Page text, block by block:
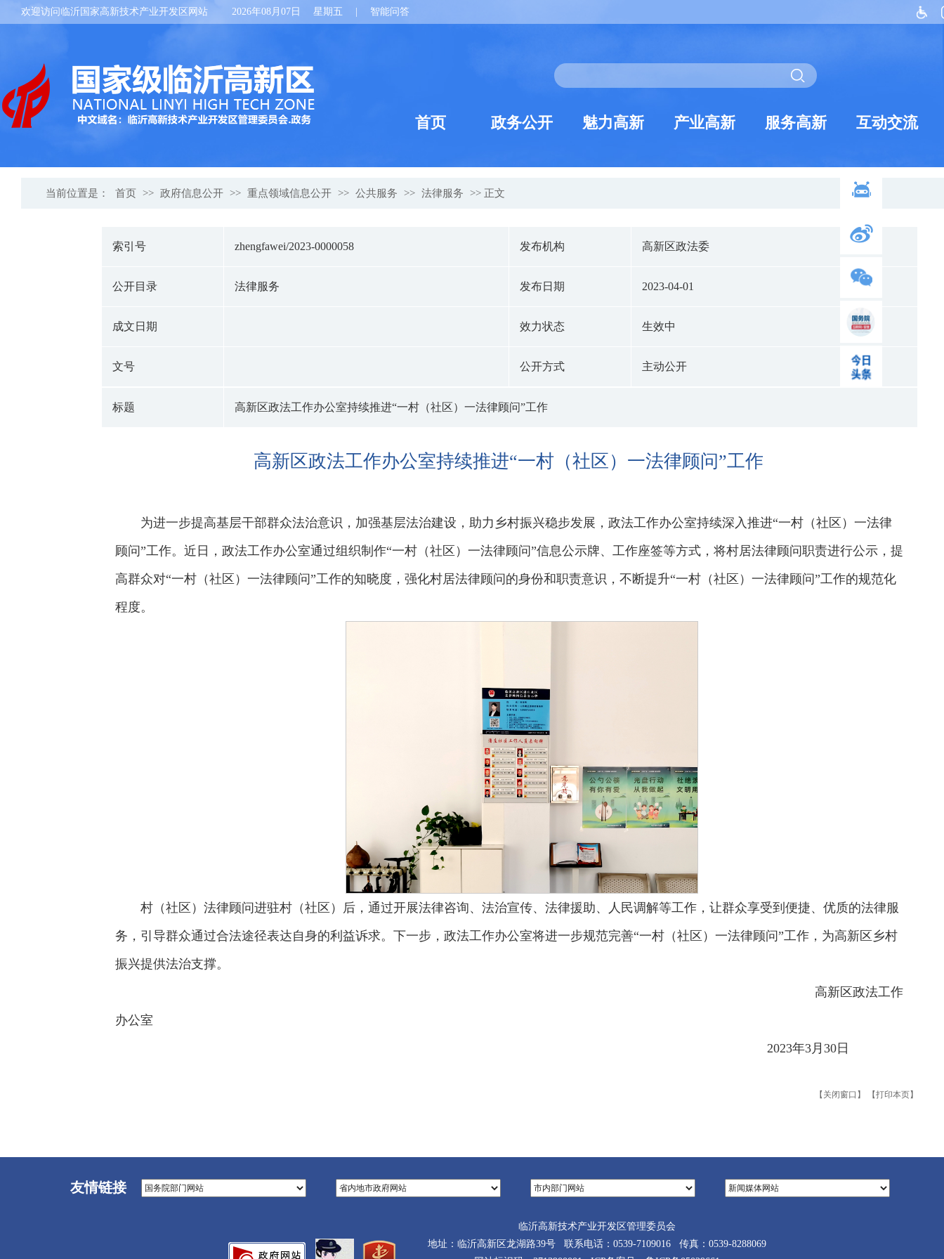
欢迎访问临沂国家高新技术产业开发区网站 2026年08月07日 星期五 智能问答
首页 政务公开 魅力高新 产业高新 服务高新 互动交流
当前位置是： 首页 >> 政府信息公开 >> 重点领域信息公开 >> 公共服务 >> 法律服务 >> 正文
索引号 zhengfawei/2023-0000058 发布机构 高新区政法委
公开目录 法律服务 发布日期 2023-04-01
成文日期 效力状态 生效中
文号 公开方式 主动公开
标题 高新区政法工作办公室持续推进“一村（社区）一法律顾问”工作
高新区政法工作办公室持续推进“一村（社区）一法律顾问”工作
为进一步提高基层干部群众法治意识，加强基层法治建设，助力乡村振兴稳步发展，政法工作办公室持续深入推进“一村（社区）一法律
顾问”工作。近日，政法工作办公室通过组织制作“一村（社区）一法律顾问”信息公示牌、工作座签等方式，将村居法律顾问职责进行公示，提
高群众对“一村（社区）一法律顾问”工作的知晓度，强化村居法律顾问的身份和职责意识，不断提升“一村（社区）一法律顾问”工作的规范化
程度。
村（社区）法律顾问进驻村（社区）后，通过开展法律咨询、法治宣传、法律援助、人民调解等工作，让群众享受到便捷、优质的法律服
务，引导群众通过合法途径表达自身的利益诉求。下一步，政法工作办公室将进一步规范完善“一村（社区）一法律顾问”工作，为高新区乡村
振兴提供法治支撑。
高新区政法工作
办公室
2023年3月30日
【关闭窗口】 【打印本页】
友情链接
临沂高新技术产业开发区管理委员会
地址：临沂高新区龙湖路39号 联系电话：0539-7109016 传真：0539-8288069